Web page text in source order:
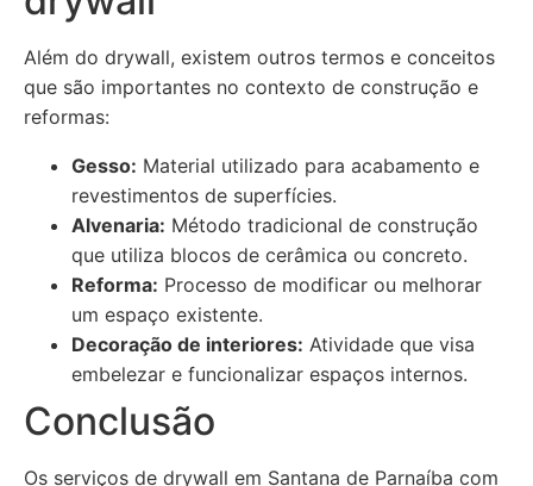
Além do drywall, existem outros termos e conceitos
que são importantes no contexto de construção e
reformas:
Gesso: Material utilizado para acabamento e
revestimentos de superfícies.
Alvenaria: Método tradicional de construção
que utiliza blocos de cerâmica ou concreto.
Reforma: Processo de modificar ou melhorar
um espaço existente.
Decoração de interiores: Atividade que visa
embelezar e funcionalizar espaços internos.
Conclusão
Os serviços de drywall em Santana de Parnaíba com